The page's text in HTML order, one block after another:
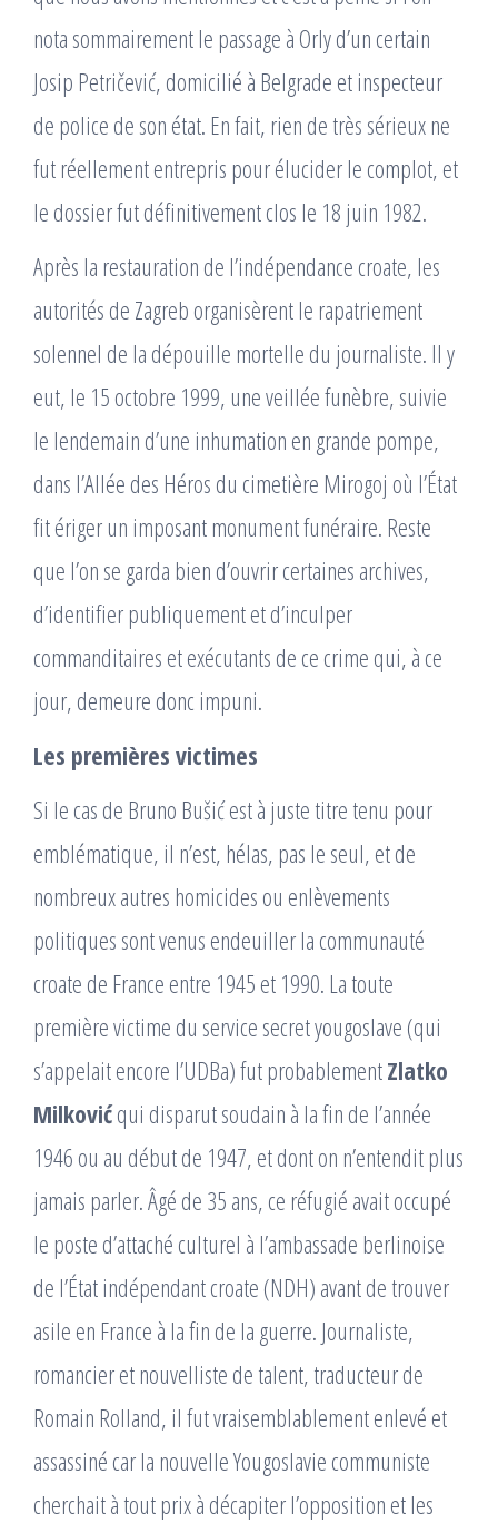
nota sommairement le passage à Orly d’un certain
Josip Petričević, domicilié à Belgrade et inspecteur
de police de son état. En fait, rien de très sérieux ne
fut réellement entrepris pour élucider le complot, et
le dossier fut définitivement clos le 18 juin 1982.
Après la restauration de l’indépendance croate, les
autorités de Zagreb organisèrent le rapatriement
solennel de la dépouille mortelle du journaliste. Il y
eut, le 15 octobre 1999, une veillée funèbre, suivie
le lendemain d’une inhumation en grande pompe,
dans l’Allée des Héros du cimetière Mirogoj où l’État
fit ériger un imposant monument funéraire. Reste
que l’on se garda bien d’ouvrir certaines archives,
d’identifier publiquement et d’inculper
commanditaires et exécutants de ce crime qui, à ce
jour, demeure donc impuni.
Les premières victimes
Si le cas de Bruno Bušić est à juste titre tenu pour
emblématique, il n’est, hélas, pas le seul, et de
nombreux autres homicides ou enlèvements
politiques sont venus endeuiller la communauté
croate de France entre 1945 et 1990. La toute
première victime du service secret yougoslave (qui
s’appelait encore l’UDBa) fut probablementZlatko
Milkovićqui disparut soudain à la fin de l’année
1946 ou au début de 1947, et dont on n’entendit plus
jamais parler. Âgé de 35 ans, ce réfugié avait occupé
le poste d’attaché culturel à l’ambassade berlinoise
de l’État indépendant croate (NDH) avant de trouver
asile en France à la fin de la guerre. Journaliste,
romancier et nouvelliste de talent, traducteur de
Romain Rolland, il fut vraisemblablement enlevé et
assassiné car la nouvelle Yougoslavie communiste
cherchait à tout prix à décapiter l’opposition et les